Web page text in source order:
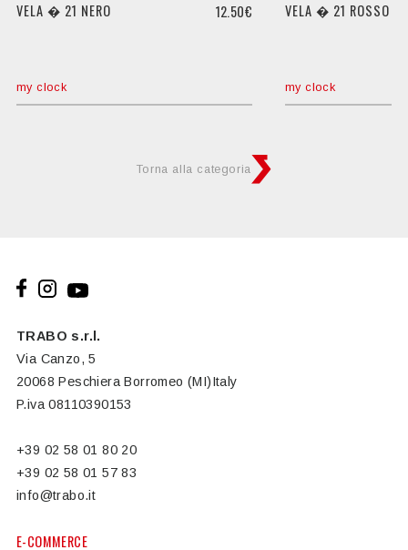
VELA � 21 NERO 12.50€
my clock
VELA � 21 ROSSO
my clock
Torna alla categoria
TRABO s.r.l.
Via Canzo, 5
20068 Peschiera Borromeo (MI)Italy
P.iva 08110390153
+39 02 58 01 80 20
+39 02 58 01 57 83
info@trabo.it
E-COMMERCE